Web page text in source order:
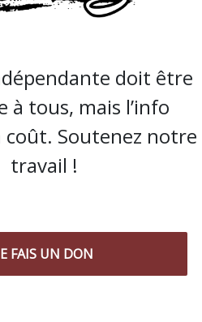
Montpellier : à
n'aura pas pris, mais
prépare sa rentrée
doit être
à tous, mais l’info
coût. Soutenez notre
travail !
FAIS UN DON